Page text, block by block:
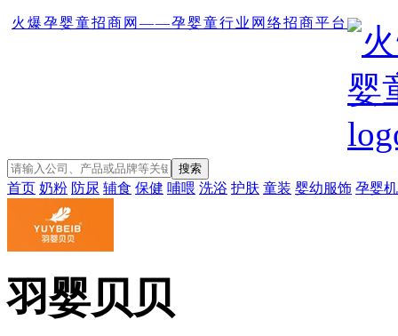
火爆孕婴童招商网——孕婴童行业网络招商平台
首页 奶粉 防尿 辅食 保健 哺喂 洗浴 护肤 童装 婴幼服饰 孕婴
羽婴贝贝